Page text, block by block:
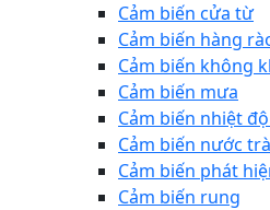
Cảm biến cửa từ
Cảm biến hàng
Cảm biến không
Cảm biến mưa
Cảm biến nhiệt
Cảm biến nước
Cảm biến phát
Cảm biến rung